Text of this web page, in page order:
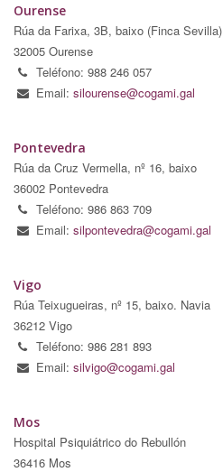
Ourense
Rúa da Farixa, 3B, baixo (Finca Sevilla)
32005 Ourense
Teléfono: 988 246 057
Email: silourense@cogami.gal
Pontevedra
Rúa da Cruz Vermella, nº 16, baixo
36002 Pontevedra
Teléfono: 986 863 709
Email: silpontevedra@cogami.gal
Vigo
Rúa Teixugueiras, nº 15, baixo. Navia
36212 Vigo
Teléfono: 986 281 893
Email: silvigo@cogami.gal
Mos
Hospital Psiquiátrico do Rebullón
36416 Mos